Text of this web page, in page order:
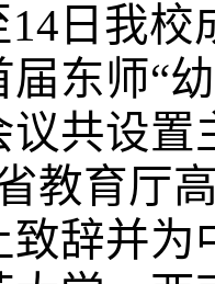
14日我
东师“
共设置
教育厅
致辞并